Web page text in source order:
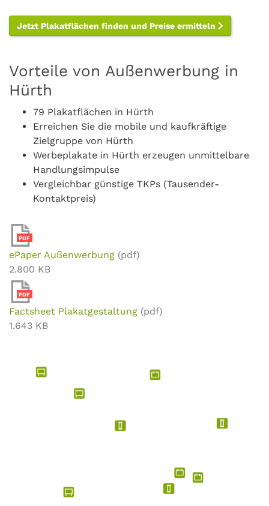
Jetzt Plakatflächen finden und Preise ermitteln
Vorteile von Außenwerbung in
Hürth
79 Plakatflächen in Hürth
Erreichen Sie die mobile und kaufkräftige
Zielgruppe von Hürth
Werbeplakate in Hürth erzeugen unmittelbare
Handlungsimpulse
Vergleichbar günstige TKPs (Tausender-
Kontaktpreis)
PDF
ePaper Außenwerbung (pdf)
2.800 KB
PDF
Factsheet Plakatgestaltung (pdf)
1.643 KB